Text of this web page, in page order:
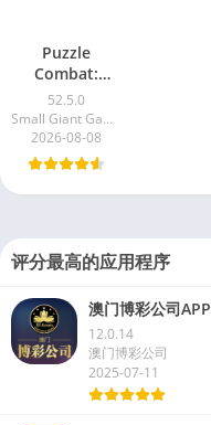
Puzzle
Combat:
Match-3 RPG
52.5.0
Small Giant Games
2026-08-08
评分最高的应用程序
澳门博彩公司APP
12.0.14
澳门博彩公司
2025-07-11